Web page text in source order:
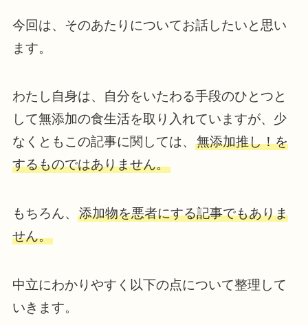
今回は、そのあたりについてお話したいと思い
ます。
わたし自身は、自分をいたわる手段のひとつと
して無添加の食生活を取り入れていますが、少
なくともこの記事に関しては、 無添加推し！を
するものではありません。
もちろん、 添加物を悪者にする記事でもありま
せん。
中立にわかりやすく以下の点について整理して
いきます。